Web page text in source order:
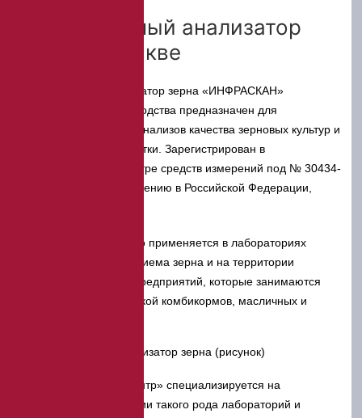
Инфракрасный анализатор
зерна в Москве
Инфракрасный анализатор зерна «ИНФРАСКАН»
отечественного производства предназначен для
проведения экспресс-анализов качества зерновых культур и
продуктов их переработки. Зарегистрирован в
Государственном реестре средств измерений под № 30434-
05 и допущен к применению в Российской Федерации,
Данная модель активно применяется в лабораториях
элеваторов, пунктов приема зерна и на территории
различных заводов и предприятий, которые занимаются
исследованием и оценкой комбикормов, масличных и
Компания «ЭкспертЦентр» специализируется на
комплексном оснащении такого рода лабораторий и